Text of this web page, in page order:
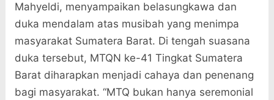
Mahyeldi, menyampaikan belasungkawa dan
duka mendalam atas musibah yang menimpa
masyarakat Sumatera Barat. Di tengah suasana
duka tersebut, MTQN ke-41 Tingkat Sumatera
Barat diharapkan menjadi cahaya dan penenang
bagi masyarakat. “MTQ bukan hanya seremonial